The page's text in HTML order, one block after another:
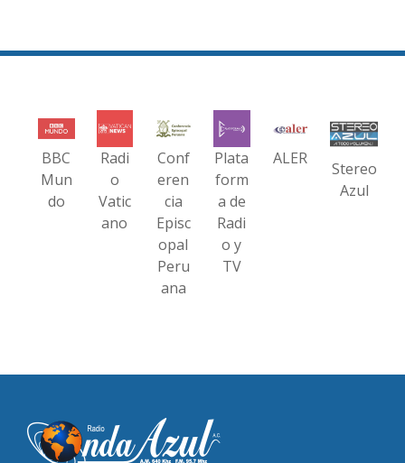
BBC
Mun
do
Radi
o
Vatic
ano
Conf
eren
cia
Episc
opal
Peru
ana
Plata
form
a de
Radi
o y
TV
ALER
Stereo
Azul